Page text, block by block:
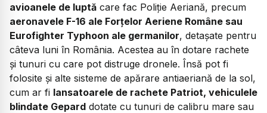
avioanele de luptă care fac Poliție Aeriană, precum
aeronavele F-16 ale Forțelor Aeriene Române sau
Eurofighter Typhoon ale germanilor, detașate pentru
câteva luni în România. Acestea au în dotare rachete
și tunuri cu care pot distruge dronele. Însă pot fi
folosite și alte sisteme de apărare antiaeriană de la sol,
cum ar fi lansatoarele de rachete Patriot, vehiculele
blindate Gepard dotate cu tunuri de calibru mare sau